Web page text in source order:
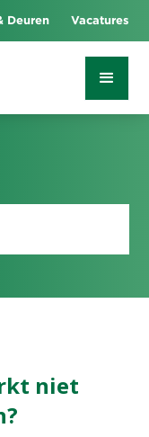
Deuren Vacatures
niet